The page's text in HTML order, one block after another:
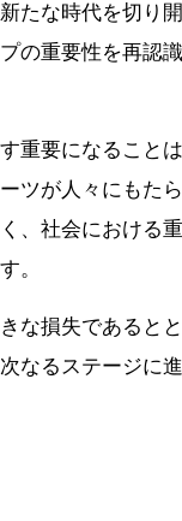
たな時代を切り
の重要性を再認
重要になることは
ツが人々にもた
、社会における
。
な損失であると
なるステージに進